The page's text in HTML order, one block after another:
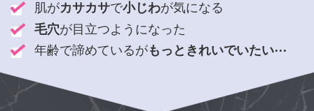
肌がカサカサで小じわが気になる
毛穴が目立つようになった
年齢で諦めているがもっときれいでいたい⋯